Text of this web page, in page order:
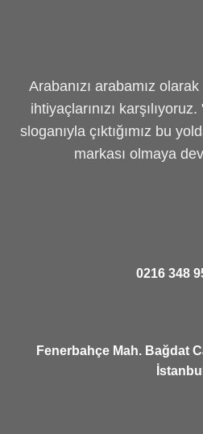
Arabanızı arabamız
ihtiyaçlarınızı
sloganıyla çıktığımız bu
markası olmaya
0216 348
Fenerbahçe Mah. Bağdat
İstanbul